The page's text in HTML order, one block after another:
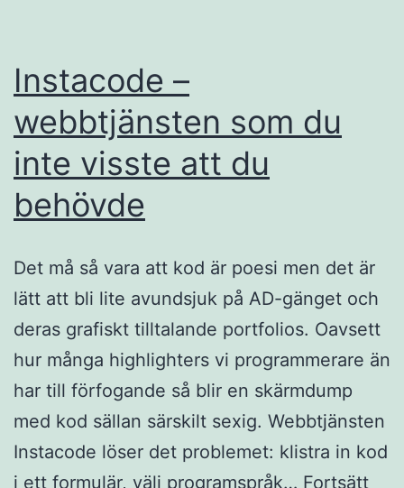
Instacode –
webbtjänsten som du
inte visste att du
behövde
Det må så vara att kod är poesi men det är
lätt att bli lite avundsjuk på AD-gänget och
deras grafiskt tilltalande portfolios. Oavsett
hur många highlighters vi programmerare än
har till förfogande så blir en skärmdump
med kod sällan särskilt sexig. Webbtjänsten
Instacode löser det problemet: klistra in kod
i ett formulär, välj programspråk… Fortsätt